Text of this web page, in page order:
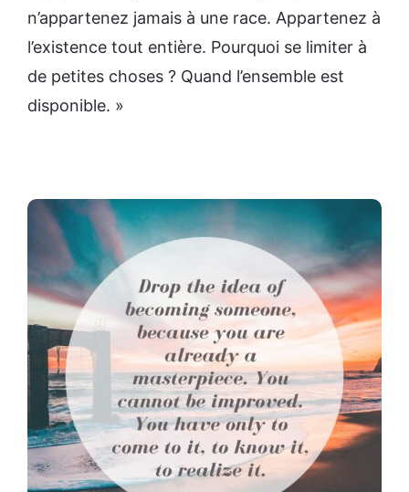
n’appartenez jamais à une race. Appartenez à
l’existence tout entière. Pourquoi se limiter à
de petites choses ? Quand l’ensemble est
disponible. »